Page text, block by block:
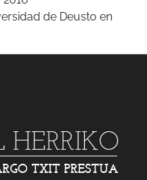
de Deusto en